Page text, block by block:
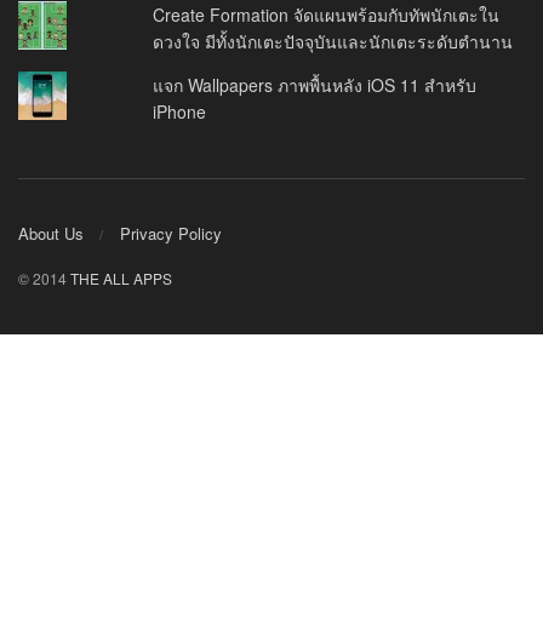
Create Formation จัดแผนพร้อมกับทัพนักเตะใน
ดวงใจ มีทั้งนักเตะปัจจุบันและนักเตะระดับตำนาน
แจก Wallpapers ภาพพื้นหลัง iOS 11 สำหรับ
iPhone
About Us Privacy Policy
© 2014THE ALL APPS